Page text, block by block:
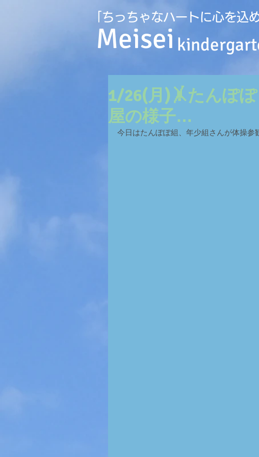
｢ちっちゃなハートに心を込
Meisei
1/26(月)🤸たんぽ
屋の様子…
今日はたんぽぽ組、年少組さんが体操参